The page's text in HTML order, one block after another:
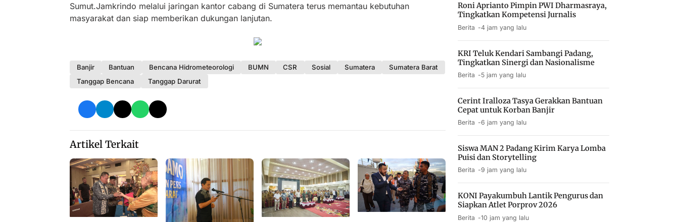
Sumut.Jamkrindo melalui jaringan kantor cabang di Sumatera terus memantau kebutuhan
masyarakat dan siap memberikan dukungan lanjutan.
Banjir Bantuan Bencana Hidrometeorologi BUMN CSR Sosial Sumatera
Sumatera Barat
Tanggap Bencana
Tanggap Darurat
Artikel Terkait
Roni Aprianto Pimpin PWI Dharmasraya,
Tingkatkan Kompetensi Jurnalis
Berita 4 jam yang lalu
KRI Teluk Kendari Sambangi Padang,
Tingkatkan Sinergi dan Nasionalisme
Berita 5 jam yang lalu
Cerint Iralloza Tasya Gerakkan Bantuan
Cepat untuk Korban Banjir
Berita 6 jam yang lalu
Siswa MAN 2 Padang Kirim Karya Lomba
Puisi dan Storytelling
Berita 9 jam yang lalu
KONI Payakumbuh Lantik Pengurus dan
Siapkan Atlet Porprov 2026
Berita 10 jam yang lalu